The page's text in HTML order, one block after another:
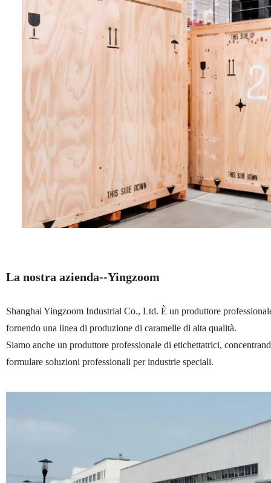
La nostra azienda--Yingzoom
Shanghai Yingzoom Industrial Co., Ltd. È un produttore
fornendo una linea di produzione di caramelle di alta qualità.
Siamo anche un produttore professionale di etichettatrici,
formulare soluzioni professionali per industrie speciali.